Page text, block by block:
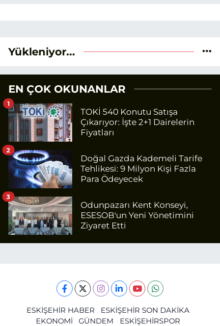
Yükleniyor...
EN ÇOK OKUNANLAR
TOKİ 540 Konutu Satışa
Çıkarıyor: İşte 2+1 Dairelerin
Fiyatları
1
Doğal Gazda Kademeli Tarife
Tehlikesi: 9 Milyon Kişi Fazla
Para Ödeyecek
2
Odunpazarı Kent Konseyi,
ESESOB'un Yeni Yönetimini
Ziyaret Etti
3
ESKİŞEHİR HABER
ESKİŞEHİR SON DAKİKA
EKONOMİ
GÜNDEM
ESKİŞEHİRSPOR